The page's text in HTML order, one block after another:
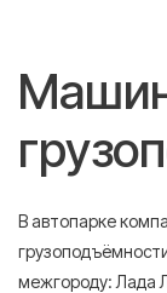
В автопарке
межгороду: Лада